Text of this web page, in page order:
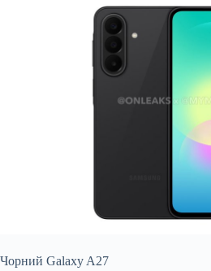
Чорний Galaxy A27